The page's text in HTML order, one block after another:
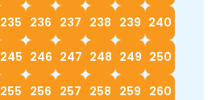
235 236 237 238 239 240
245 246 247 248 249 250
255 256 257 258 259 260